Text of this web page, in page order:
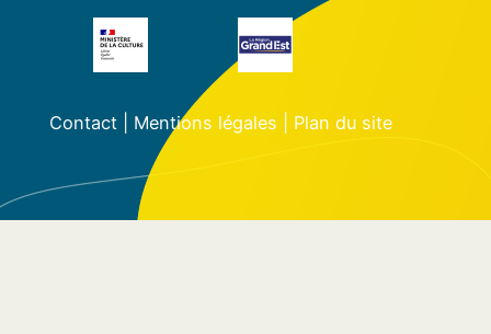
Contact| Mentions légales Plan du site